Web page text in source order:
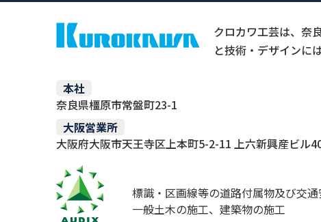
クロカワ工芸は、奈
と技術・デザインに
本社
奈良県橿原市常盤町23-1
大阪営業所
大阪府大阪市天王寺区上本町5-2-11 上六新興産ビル
標識・区画線等の道路付属物及び交通
一般土木の施工、建築物の施工